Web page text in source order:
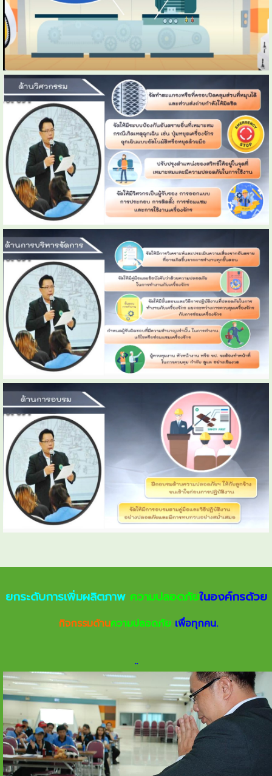
ยกระดับการเพิ่มผลิตภาพความปลอดภัยในองค์กรด้วย
กิจกรรมด้านความปลอดภัย เพื่อทุกคน.
..